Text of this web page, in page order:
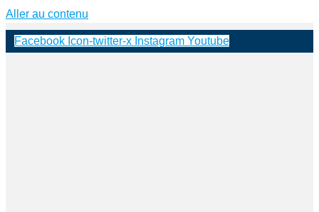
Aller au contenu
Facebook Icon-twitter-x Instagram Youtube